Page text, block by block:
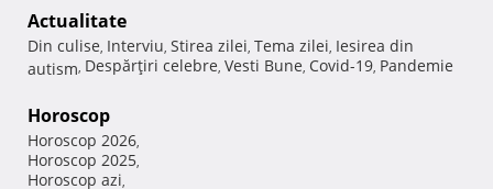
Actualitate
Din culise, Interviu, Stirea zilei, Tema zilei, Iesirea din
autism, Despărţiri celebre, Vesti Bune, Covid-19, Pandemie
Horoscop
Horoscop 2026,
Horoscop 2025,
Horoscop azi,